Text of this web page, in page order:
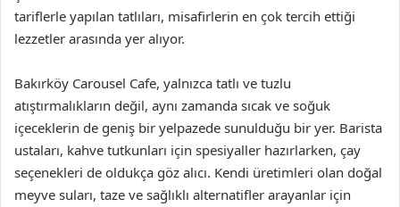
tariflerle yapılan tatlıları, misafirlerin en çok tercih ettiği
lezzetler arasında yer alıyor.
Bakırköy Carousel Cafe, yalnızca tatlı ve tuzlu
atıştırmalıkların değil, aynı zamanda sıcak ve soğuk
içeceklerin de geniş bir yelpazede sunulduğu bir yer. Barista
ustaları, kahve tutkunları için spesiyaller hazırlarken, çay
seçenekleri de oldukça göz alıcı. Kendi üretimleri olan doğal
meyve suları, taze ve sağlıklı alternatifler arayanlar için